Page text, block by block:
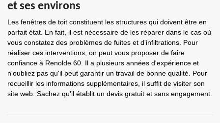
et ses environs
Les fenêtres de toit constituent les structures qui doivent être en
parfait état. En fait, il est nécessaire de les réparer dans le cas où
vous constatez des problèmes de fuites et d'infiltrations. Pour
réaliser ces interventions, on peut vous proposer de faire
confiance à Renolde 60. Il a plusieurs années d'expérience et
n'oubliez pas qu'il peut garantir un travail de bonne qualité. Pour
recueillir les informations supplémentaires, il suffit de visiter son
site web. Sachez qu'il établit un devis gratuit et sans engagement.